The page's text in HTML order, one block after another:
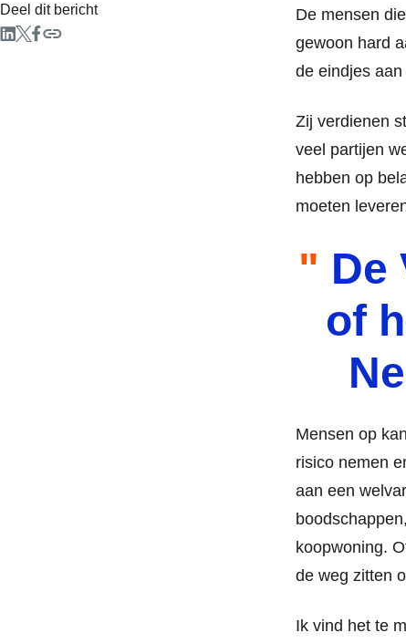
De mensen
gewoon hard
de eindjes
Zij verdienen
veel partijen
hebben op
moeten
De
of
Mensen op
risico nemen
aan een
koopwoning.
de weg zitten
Ik vind het te
Deel dit bericht